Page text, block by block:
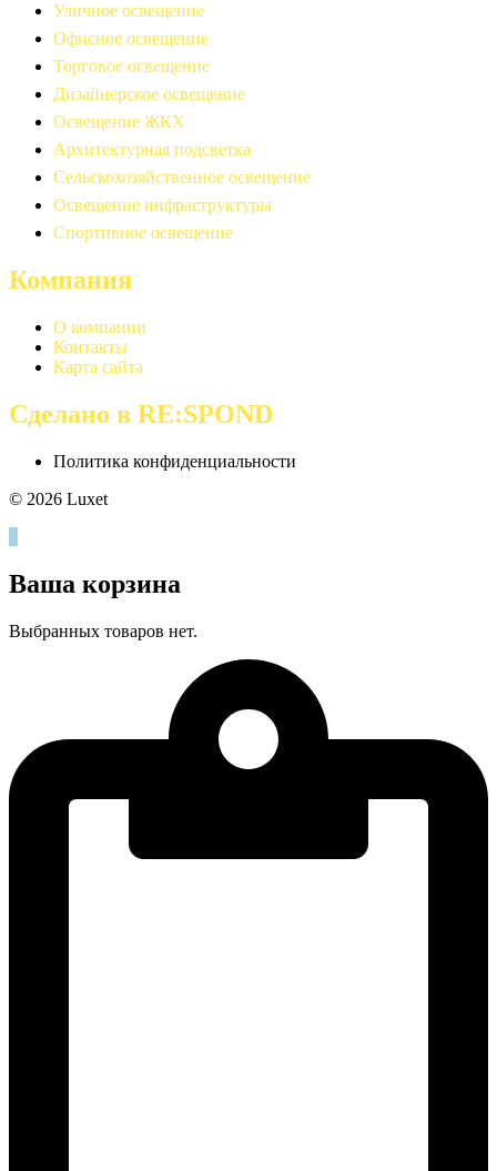
Уличное освещение
Офисное освещение
Торговое освещение
Дизайнерское освещение
Освещение ЖКХ
Архитектурная подсветка
Сельскохозяйственное освещение
Освещение инфраструктуры
Спортивное освещение
Компания
О компании
Контакты
Карта сайта
Сделано в RE:SPOND
Политика конфиденциальности
© 2026 Luxet
Ваша корзина
Выбранных товаров нет.